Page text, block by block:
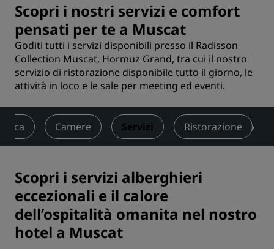
Scopri i nostri servizi e comfort
pensati per te a Muscat
Goditi tutti i servizi disponibili presso il Radisson
Collection Muscat, Hormuz Grand, tra cui il nostro
servizio di ristorazione disponibile tutto il giorno, le
attività in loco e le sale per meeting ed eventi.
Camere Servizi Ristorazione
Scopri i servizi alberghieri
eccezionali e il calore
dell’ospitalità omanita nel nostro
hotel a Muscat